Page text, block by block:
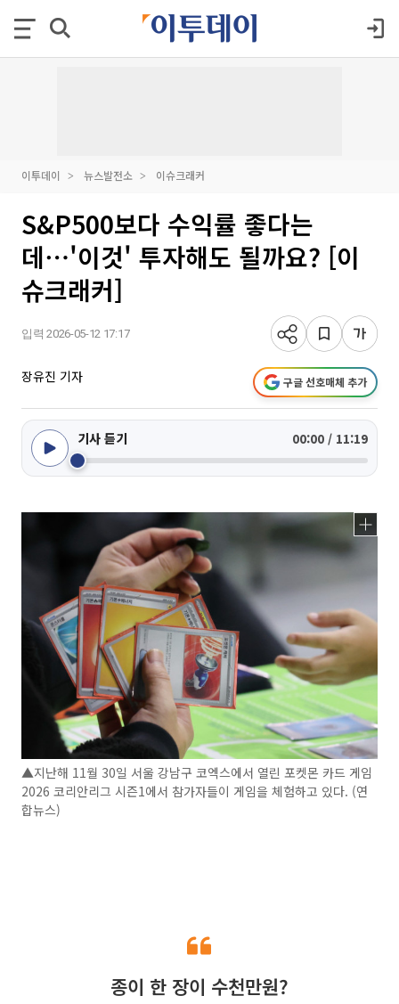
이투데이 뉴스발전소 이슈크래커
S&P500보다 수익률 좋다는
데⋯'이것' 투자해도 될까요? [이
슈크래커]
입력 2026-05-12 17:17
장유진 기자 구글 선호매체 추가
기사 듣기 00:00 / 11:19
▲지난해 11월 30일 서울 강남구 코엑스에서 열린 포켓몬 카드 게임
2026 코리안리그 시즌1에서 참가자들이 게임을 체험하고 있다. (연
합뉴스)
종이 한 장이 수천만원?